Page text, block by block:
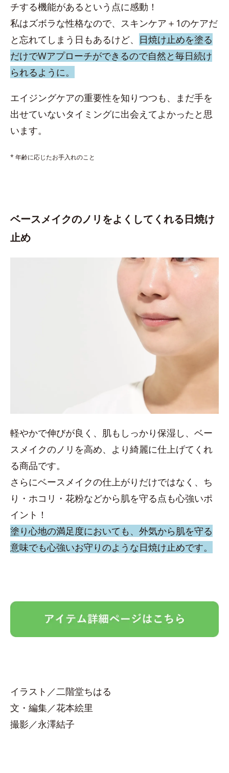
チする機能があるという点に感動！
私はズボラな性格なので、スキンケア＋1のケアだ
と忘れてしまう日もあるけど、 日焼け止めを塗る
だけでWアプローチができるので自然と毎日続け
られるように。
エイジングケアの重要性を知りつつも、まだ手を
出せていないタイミングに出会えてよかったと思
います。
* 年齢に応じたお手入れのこと
ベースメイクのノリをよくしてくれる日焼け
止め
軽やかで伸びが良く、肌もしっかり保湿し、ベー
スメイクのノリを高め、より綺麗に仕上げてくれ
る商品です。
さらにベースメイクの仕上がりだけではなく、ち
り・ホコリ・花粉などから肌を守る点も心強いポ
イント！
塗り心地の満足度においても、外気から肌を守る
意味でも心強いお守りのような日焼け止めです。
イラスト／二階堂ちはる
文・編集／花本絵里
撮影／永澤結子